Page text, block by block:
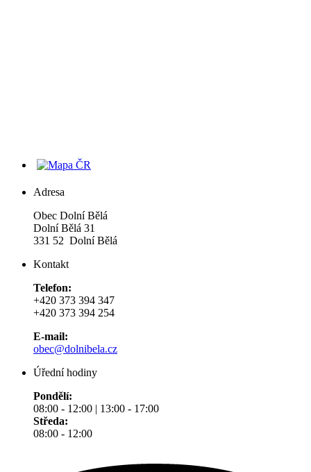
Adresa
Obec Dolní Bělá
Dolní Bělá 31
331 52 Dolní Bělá
Kontakt
Telefon:
+420 373 394 347
+420 373 394 254
E-mail:
obec@dolnibela.cz
Úřední hodiny
Pondělí:
08:00 - 12:00 | 13:00 - 17:00
Středa:
08:00 - 12:00